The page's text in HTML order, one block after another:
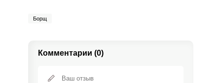
Борщ
Комментарии (0)